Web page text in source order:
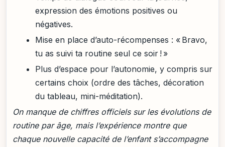
expression des émotions positives ou
négatives.
Mise en place d’auto-récompenses : « Bravo,
tu as suivi ta routine seul ce soir ! »
Plus d’espace pour l’autonomie, y compris sur
certains choix (ordre des tâches, décoration
du tableau, mini-méditation).
On manque de chiffres officiels sur les évolutions de
routine par âge, mais l’expérience montre que
chaque nouvelle capacité de l’enfant s’accompagne